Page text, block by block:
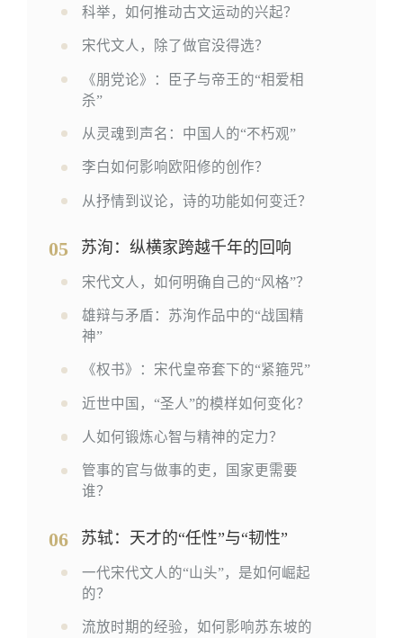
科举，如何推动古文运动的兴起？
宋代文人，除了做官没得选？
《朋党论》：臣子与帝王的“相爱相
杀”
从灵魂到声名：中国人的“不朽观”
李白如何影响欧阳修的创作？
从抒情到议论，诗的功能如何变迁？
05 苏洵：纵横家跨越千年的回响
宋代文人，如何明确自己的“风格”？
雄辩与矛盾：苏洵作品中的“战国精
神”
《权书》：宋代皇帝套下的“紧箍咒”
近世中国，“圣人”的模样如何变化？
人如何锻炼心智与精神的定力？
管事的官与做事的吏，国家更需要
谁？
06 苏轼：天才的“任性”与“韧性”
一代宋代文人的“山头”，是如何崛起
的？
流放时期的经验，如何影响苏东坡的